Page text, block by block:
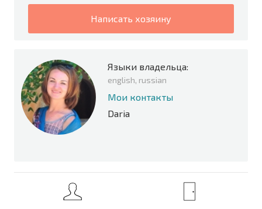
написать хозяину
Языки владельца:
english, russian
Мои контакты
Daria